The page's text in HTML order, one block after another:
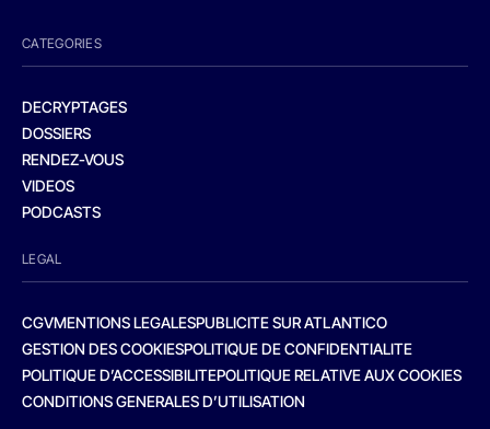
CATEGORIES
DECRYPTAGES
DOSSIERS
RENDEZ-VOUS
VIDEOS
PODCASTS
LEGAL
CGVMENTIONS LEGALESPUBLICITE SUR ATLANTICO
GESTION DES COOKIESPOLITIQUE DE CONFIDENTIALITE
POLITIQUE D’ACCESSIBILITEPOLITIQUE RELATIVE AUX COOKIES
CONDITIONS GENERALES D’UTILISATION